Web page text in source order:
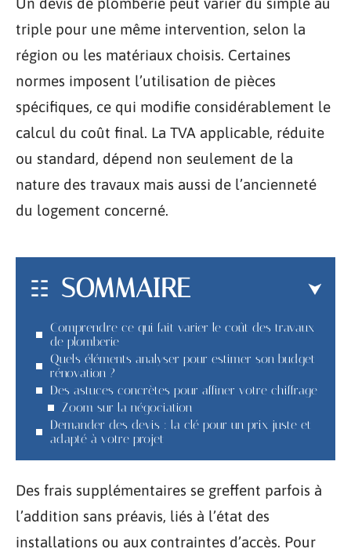
triple pour une même intervention, selon la
région ou les matériaux choisis. Certaines
normes imposent l’utilisation de pièces
spécifiques, ce qui modifie considérablement le
calcul du coût final. La TVA applicable, réduite
ou standard, dépend non seulement de la
nature des travaux mais aussi de l’ancienneté
du logement concerné.
SOMMAIRE
Comprendre ce qui fait varier le coût des travaux
de plomberie
Quels éléments analyser pour estimer son budget
rénovation ?
Des astuces concrètes pour affiner votre chiffrage
Zoom sur la négociation
Demander des devis : la clé pour un prix juste et
adapté à votre projet
Des frais supplémentaires se greffent parfois à
l’addition sans préavis, liés à l’état des
installations ou aux contraintes d’accès. Pour